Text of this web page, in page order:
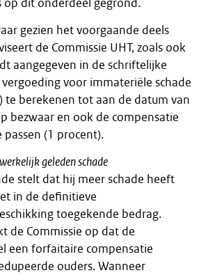
op dit onderdeel gegrond.
gezien het voorgaande deels
de Commissie UHT, zoals ook
aangegeven in de schriftelijke
voor immateriële schade
te berekenen tot aan de datum van
bezwaar en ook de compensatie
(1 procent).
geleden schade
stelt dat hij meer schade heeft
in de definitieve
toegekende bedrag.
de Commissie op dat de
een forfaitaire compensatie
ouders. Wanneer